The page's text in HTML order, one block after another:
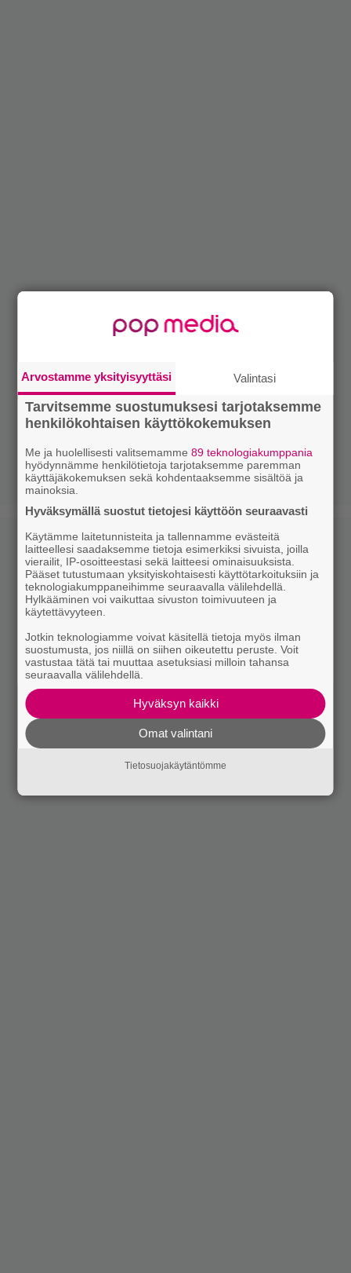
Arvostamme yksityisyyttäsi Valintasi
Tarvitsemme suostumuksesi tarjotaksemme
henkilökohtaisen käyttökokemuksen
Me ja huolellisesti valitsemamme89 teknologiakumppania
hyödynnämme henkilötietoja tarjotaksemme paremman
käyttäjäkokemuksen sekä kohdentaaksemme sisältöä ja
mainoksia.
Hyväksymällä suostut tietojesi käyttöön seuraavasti
Käytämme laitetunnisteita ja tallennamme evästeitä
laitteellesi saadaksemme tietoja esimerkiksi sivuista, joilla
vierailit, IP-osoitteestasi sekä laitteesi ominaisuuksista.
Pääset tutustumaan yksityiskohtaisesti käyttötarkoituksiin ja
teknologiakumppaneihimme seuraavalla välilehdellä.
Hylkääminen voi vaikuttaa sivuston toimivuuteen ja
käytettävyyteen.
Jotkin teknologiamme voivat käsitellä tietoja myös ilman
suostumusta, jos niillä on siihen oikeutettu peruste. Voit
vastustaa tätä tai muuttaa asetuksiasi milloin tahansa
seuraavalla välilehdellä.
Hyväksyn kaikki
Omat valintani
Tietosuojakäytäntömme